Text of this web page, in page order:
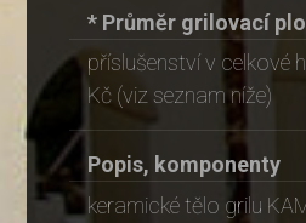
* Průměr grilovací
příslušenství v celkové
Kč (viz seznam níže)
Popis, komponenty
keramické tělo grilu